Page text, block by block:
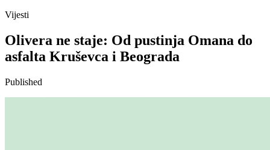
Vijesti
Olivera ne staje: Od pustinja Omana do
asfalta Kruševca i Beograda
Published